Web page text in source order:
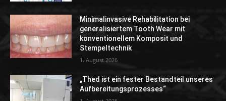
Minimalinvasive Rehabilitation bei
generalisiertem Tooth Wear mit
konventionellem Komposit und
Stempeltechnik
1. August 2026
„Thed ist ein fester Bestandteil unseres
Aufbereitungsprozesses“